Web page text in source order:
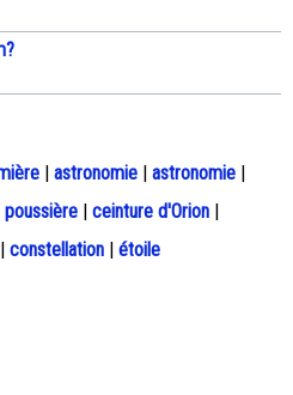
| astronomie | astronomie |
| ceinture d'Orion |
| constellation | étoile